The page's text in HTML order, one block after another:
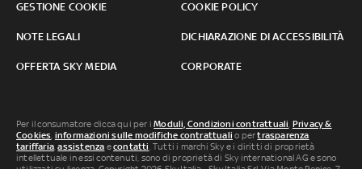
GESTIONE COOKIE COOKIE POLICY
NOTE LEGALI DICHIARAZIONE DI ACCESSIBILITÀ
OFFERTA SKY MEDIA CORPORATE
Per il consumatore clicca qui per iModuli, Condizioni contrattuali, Privacy &
Cookies, informazioni sulle modifiche contrattuali o pertrasparenza
tariffaria,assistenza econtatti. Tutti i marchi Sky e i diritti di proprietà
intellettuale in essi contenuti, sono di proprietà di Sky international AG e sono